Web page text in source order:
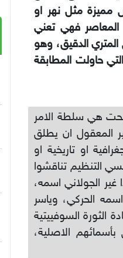
مميزة مثل نهر او
المعاصر فهي تعني
الدقيق، وهو
حاولت المطابقة
هي سلطة الامر
المعقول ان يطلق
او تاريخية او
التنظيم تناقشوا
الجولاني اسمه،
الحركي، وياسر
السوفييتية
الاصلية،